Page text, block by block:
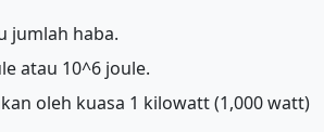
jumlah haba.
atau 10^6 joule.
oleh kuasa 1 kilowatt (1,000 watt)